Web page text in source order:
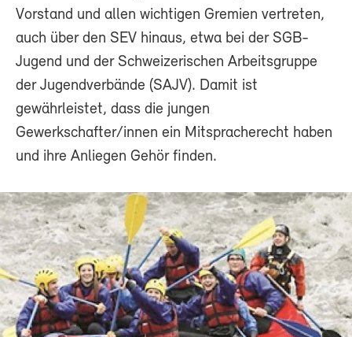
Vorstand und allen wichtigen Gremien vertreten,
auch über den SEV hinaus, etwa bei der SGB-
Jugend und der Schweizerischen Arbeitsgruppe
der Jugendverbände (SAJV). Damit ist
gewährleistet, dass die jungen
Gewerkschafter/innen ein Mitspracherecht haben
und ihre Anliegen Gehör finden.